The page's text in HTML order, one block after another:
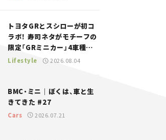
トヨタGRとスシローが初コ
ラボ！ 寿司ネタがモチーフの
限定「GRミニカー」4車種が
登場。入手方法は？【クルマ
Lifestyle 2026.08.04
BMC・ミニ｜ぼくは、車と生
きてきた #27
Cars 2026.07.21